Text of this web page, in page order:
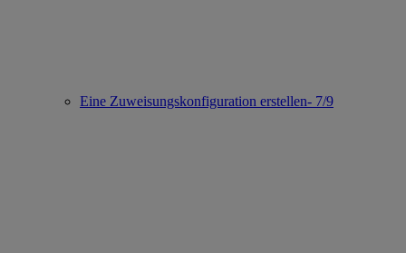
Eine Zuweisungskonfiguration erstellen- 7/9